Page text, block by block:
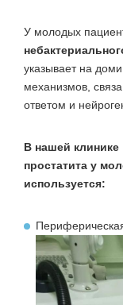
У молодых
указывает на
механизмов,
ответом и
В нашей клинике
простатита у
используется: